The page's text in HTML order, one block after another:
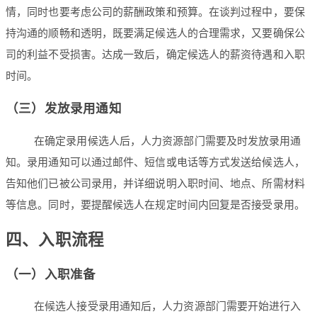
情，同时也要考虑公司的薪酬政策和预算。在谈判过程中，要保
持沟通的顺畅和透明，既要满足候选人的合理需求，又要确保公
司的利益不受损害。达成一致后，确定候选人的薪资待遇和入职
时间。
（三）发放录用通知
在确定录用候选人后，人力资源部门需要及时发放录用通
知。录用通知可以通过邮件、短信或电话等方式发送给候选人，
告知他们已被公司录用，并详细说明入职时间、地点、所需材料
等信息。同时，要提醒候选人在规定时间内回复是否接受录用。
四、入职流程
（一）入职准备
在候选人接受录用通知后，人力资源部门需要开始进行入